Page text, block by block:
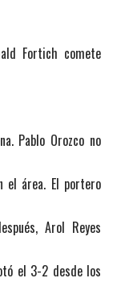
Fortich comete
Pablo Orozco no
el área. El portero
Arol Reyes
el 3-2 desde los